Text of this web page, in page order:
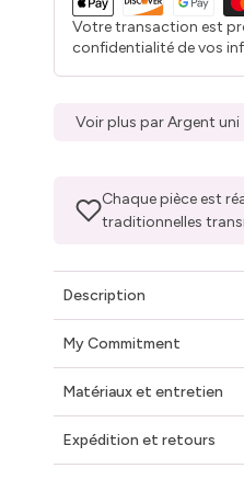
Votre transaction est
confidentialité de vos
Voir plus par Argent uni
Chaque pièce est
traditionnelles
Description
My Commitment
Matériaux et entretien
Expédition et retours